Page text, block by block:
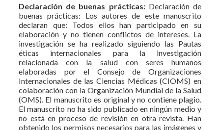
Declaración de buenas prácticas: Declaración de
buenas prácticas: Los autores de este manuscrito
declaran que: Todos ellos han participado en su
elaboración y no tienen conflictos de intereses. La
investigación se ha realizado siguiendo las Pautas
éticas internacionales para la investigación
relacionada con la salud con seres humanos
elaboradas por el Consejo de Organizaciones
Internacionales de las Ciencias Médicas (CIOMS) en
colaboración con la Organización Mundial de la Salud
(OMS). El manuscrito es original y no contiene plagio.
El manuscrito no ha sido publicado en ningún medio y
no está en proceso de revisión en otra revista. Han
obtenido los permisos necesarios para las imágenes y